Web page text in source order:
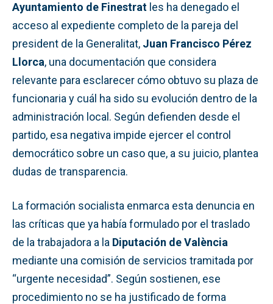
Ayuntamiento de Finestrat les ha denegado el
acceso al expediente completo de la pareja del
president de la Generalitat, Juan Francisco Pérez
Llorca, una documentación que considera
relevante para esclarecer cómo obtuvo su plaza de
funcionaria y cuál ha sido su evolución dentro de la
administración local. Según defienden desde el
partido, esa negativa impide ejercer el control
democrático sobre un caso que, a su juicio, plantea
dudas de transparencia.
La formación socialista enmarca esta denuncia en
las críticas que ya había formulado por el traslado
de la trabajadora a la Diputación de València
mediante una comisión de servicios tramitada por
“urgente necesidad”. Según sostienen, ese
procedimiento no se ha justificado de forma